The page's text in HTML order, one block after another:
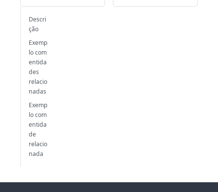
Descri
ção
Exemp
lo com
entida
des
relacio
nadas
Exemp
lo com
entida
de
relacio
nada